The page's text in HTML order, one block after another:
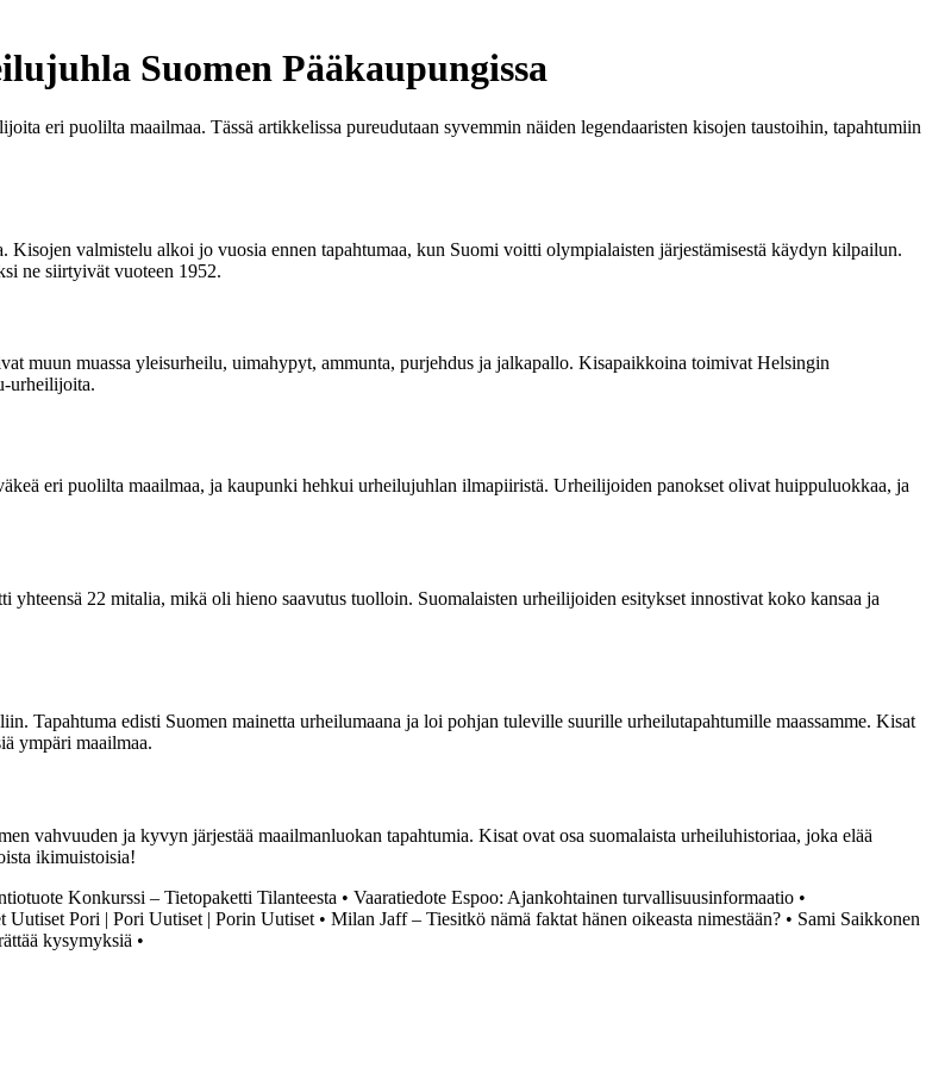
Suomen Pääkaupungissa
eri puolilta maailmaa. Tässä artikkelissa pureudutaan syvemmin näiden legendaaristen kisojen taustoihin, tapahtumiin
valmistelu alkoi jo vuosia ennen tapahtumaa, kun Suomi voitti olympialaisten järjestämisestä käydyn kilpailun.
ne siirtyivät vuoteen 1952.
muun muassa yleisurheilu, uimahypyt, ammunta, purjehdus ja jalkapallo. Kisapaikkoina toimivat Helsingin
urheilijoita.
eri puolilta maailmaa, ja kaupunki hehkui urheilujuhlan ilmapiiristä. Urheilijoiden panokset olivat huippuluokkaa, ja
22 mitalia, mikä oli hieno saavutus tuolloin. Suomalaisten urheilijoiden esitykset innostivat koko kansaa ja
Tapahtuma edisti Suomen mainetta urheilumaana ja loi pohjan tuleville suurille urheilutapahtumille maassamme. Kisat
ympäri maailmaa.
vahvuuden ja kyvyn järjestää maailmanluokan tapahtumia. Kisat ovat osa suomalaista urheiluhistoriaa, joka elää
ikimuistoisia!
Konkurssi – Tietopaketti Tilanteesta • Vaaratiedote Espoo: Ajankohtainen turvallisuusinformaatio •
Uutiset Pori | Pori Uutiset | Porin Uutiset • Milan Jaff – Tiesitkö nämä faktat hänen oikeasta nimestään? • Sami Saikkonen
kysymyksiä •